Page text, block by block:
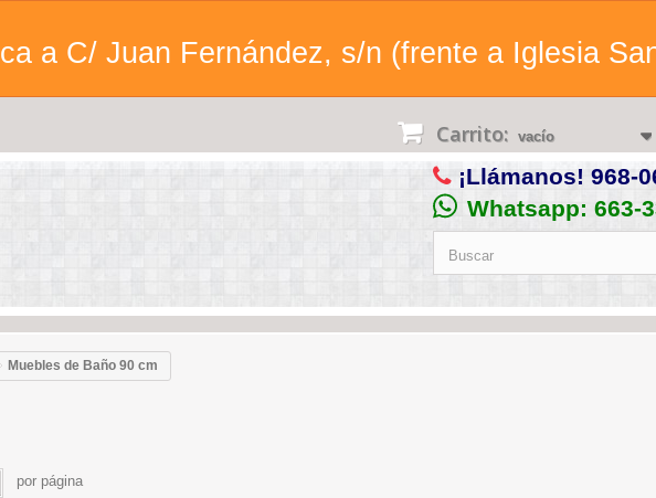
a C/ Juan Fernández, s/n (frente a Iglesia
Carrito: vacío
¡Llámanos! 968-
Whatsapp: 663-
Muebles de Baño 90 cm
por página